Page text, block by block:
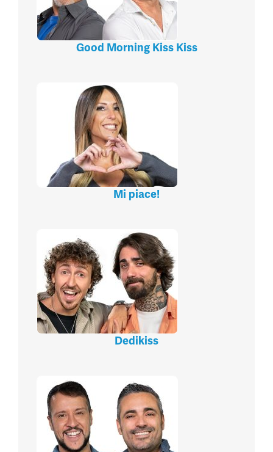
Good Morning Kiss Kiss
Mi piace!
Dedikiss